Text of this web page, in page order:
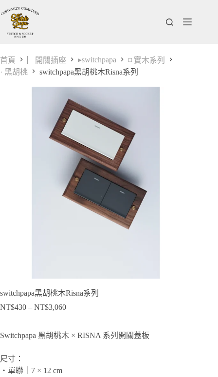
至
容
首頁 ▏開關插座 ▸switchpapa
⌑ 實木系列
· 黑胡桃
switchpapa黑胡桃木Risna系列
switchpapa黑胡桃木Risna系列
NT$430 – NT$3,060價
範
Switchpapa 黑胡桃木 × RISNA 系列開關蓋板
尺寸：
・單聯｜7 × 12 cm